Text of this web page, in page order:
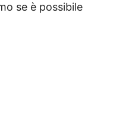
se è possibile